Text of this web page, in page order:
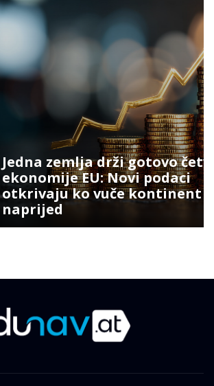
drži gotovo četvrtinu
Novi podaci
vuče kontinent